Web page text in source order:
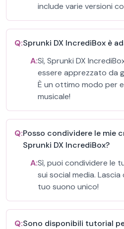
include varie versioni
Q:Sprunki DX IncrediBox è
A:Sì, Sprunki DX
essere apprezzato da
È un ottimo modo per
musicale!
Q:Posso condividere le mie
Sprunki DX IncrediBox?
A:Sì, puoi condividere le
sui social media.
tuo suono unico!
Q:Sono disponibili tutorial